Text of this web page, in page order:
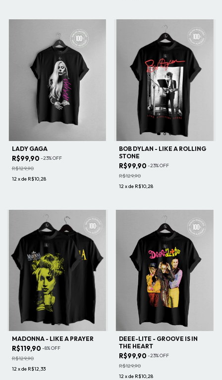
LADY GAGA
R$99,90 -23%OFF
R$129,90
12 xde R$10,28
BOB DYLAN - LIKE A ROLLING
STONE
R$99,90 -23%OFF
R$129,90
12 xde R$10,28
MADONNA - LIKE A PRAYER
R$119,90 -8%OFF
R$129,90
12xde R$12,33
DEEE-LITE - GROOVE IS IN
THE HEART
R$99,90 -23%OFF
R$129,90
12xde R$10,28